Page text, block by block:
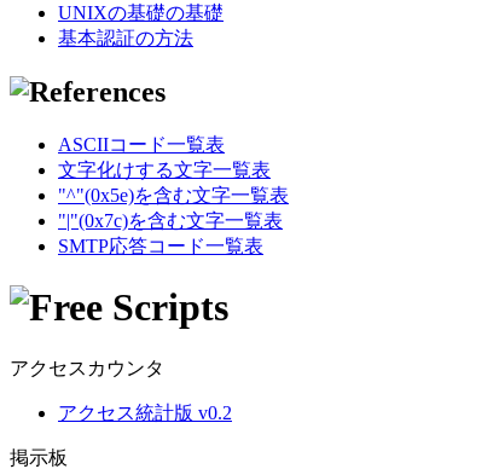
UNIXの基礎の基礎
基本認証の方法
ASCIIコード一覧表
文字化けする文字一覧表
"^"(0x5e)を含む文字一覧表
"|"(0x7c)を含む文字一覧表
SMTP応答コード一覧表
アクセスカウンタ
アクセス統計版 v0.2
掲示板